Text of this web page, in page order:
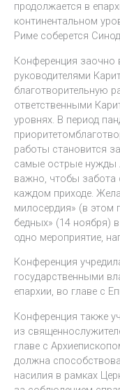
продолжается в
континентальном
Риме соберется
Конференция заочно
руководителями
благотворительную
ответственными
уровнях. В период
работы становится
самые острые нужды
важно, чтобы забота
каждом приходе.
милосердия» (в этом
бедных» (14 ноября)
одно мероприятие,
Конференция
государственными
епархии, во главе с
Конференция также
из
главе с
должна
насилия в рамках